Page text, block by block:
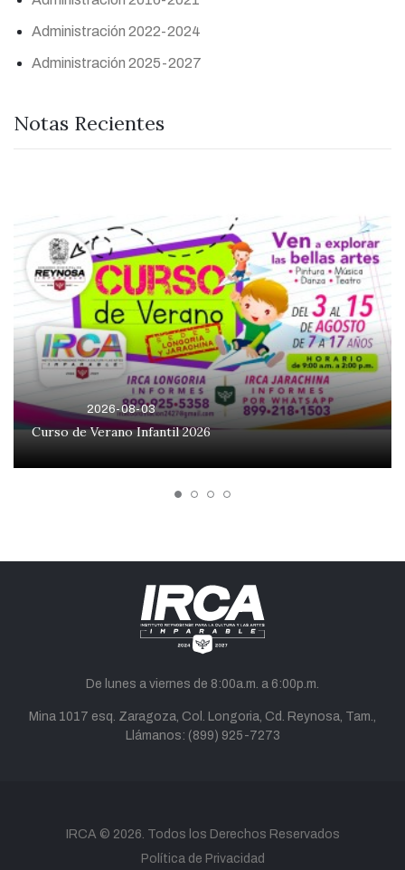
Administración 2022-2024
Administración 2025-2027
Notas Recientes
2026-08-03
Curso de Verano Infantil 2026
De lunes a viernes de 8:00a.m. a 6:00p.m.
Mina 1017 esq. Zaragoza, Col. Longoria, Cd. Reynosa, Tam.,
Llámanos: (899) 925-7273
IRCA © 2026. Todos los Derechos Reservados
Política de Privacidad